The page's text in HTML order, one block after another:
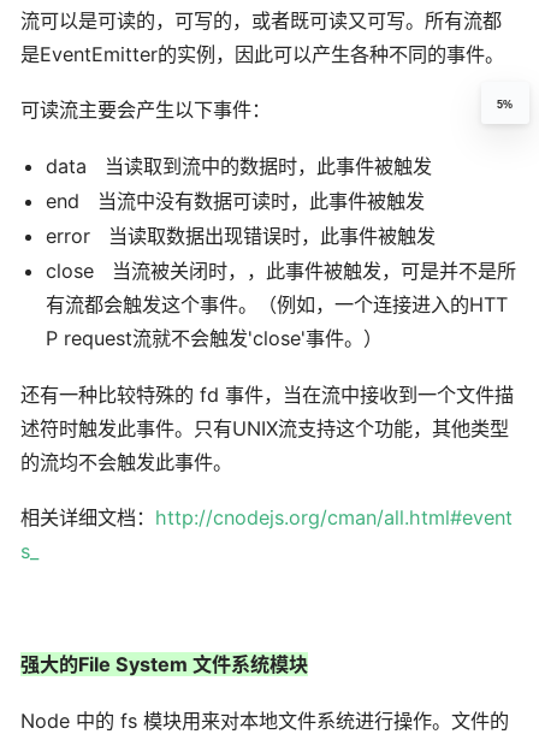
流可以是可读的，可写的，或者既可读又可写。所有流都
是EventEmitter的实例，因此可以产生各种不同的事件。
可读流主要会产生以下事件：
data 当读取到流中的数据时，此事件被触发
end 当流中没有数据可读时，此事件被触发
error 当读取数据出现错误时，此事件被触发
close 当流被关闭时，，此事件被触发，可是并不是所
有流都会触发这个事件。（例如，一个连接进入的HTT
P request流就不会触发'close'事件。）
还有一种比较特殊的 fd 事件，当在流中接收到一个文件描
述符时触发此事件。只有UNIX流支持这个功能，其他类型
的流均不会触发此事件。
相关详细文档： http://cnodejs.org/cman/all.html#event
s_
强大的File System 文件系统模块
Node 中的 fs 模块用来对本地文件系统进行操作。文件的
5%